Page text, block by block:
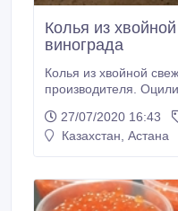
Колья из
винограда
Колья из хвойной
производителя.
диаметр от 60 до
опор сельскохозяйственных
основанием для
заборов,
27/07/2020 16:43
Казахстан, Астана